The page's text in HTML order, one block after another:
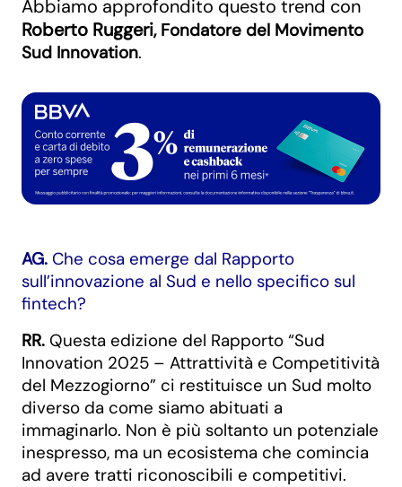
Abbiamo approfondito questo trend con
Roberto Ruggeri, Fondatore del Movimento
Sud Innovation.
AG. Che cosa emerge dal Rapporto
sull’innovazione al Sud e nello specifico sul
fintech?
RR. Questa edizione del Rapporto “Sud
Innovation 2025 – Attrattività e Competitività
del Mezzogiorno” ci restituisce un Sud molto
diverso da come siamo abituati a
immaginarlo. Non è più soltanto un potenziale
inespresso, ma un ecosistema che comincia
ad avere tratti riconoscibili e competitivi.